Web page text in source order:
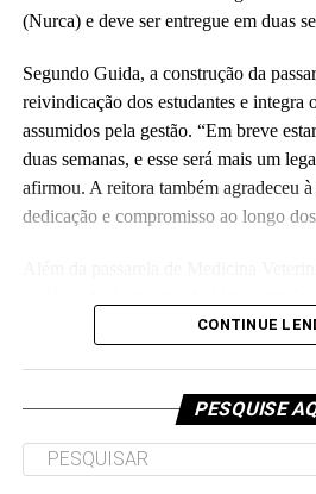
(Fhagner Soares, estagiário Ascom/
Leia Mais: UFAC
(Nurca) e deve ser entregue em duas
Segundo Guida, a construção da
reivindicação dos estudantes e integra
assumidos pela gestão. “Em breve
duas semanas, e esse será mais um
afirmou. A reitora também agradeceu
dedicação e compromisso ao longo
e deve ser entregue em breve.
CONTINUE
PESQUISE